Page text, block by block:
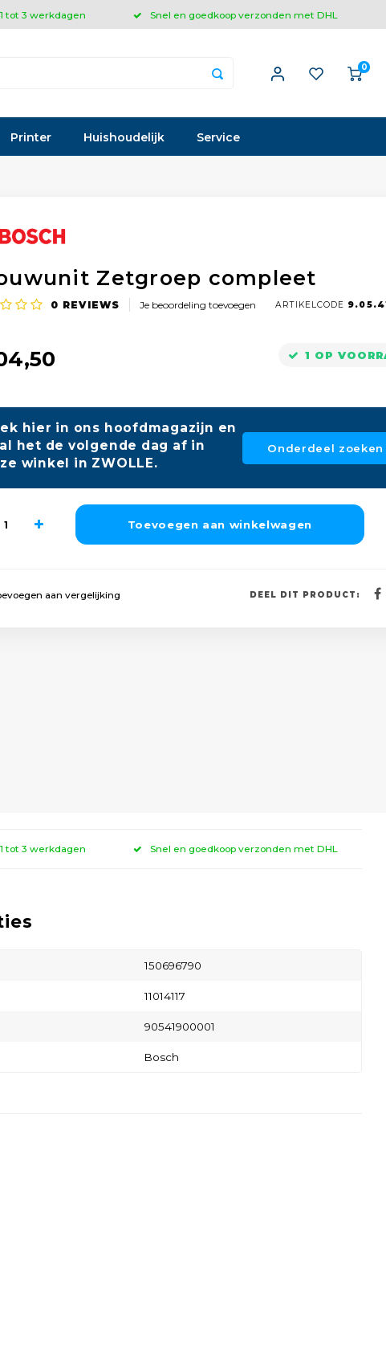
tot 3 werkdagen Snel en goedkoop verzonden met DHL
0
Printer Huishoudelijk Service
Zetgroep compleet
0 REVIEWS Je beoordeling toevoegen ARTIKELCODE
1 OP
hier in ons hoofdmagazijn en
het de volgende dag af in
winkel in ZWOLLE.
Onderdeel zoeken
Toevoegen aan winkelwagen
aan vergelijking DEEL DIT PRODUCT:
tot 3 werkdagen Snel en goedkoop verzonden met DHL
150696790
11014117
90541900001
Bosch